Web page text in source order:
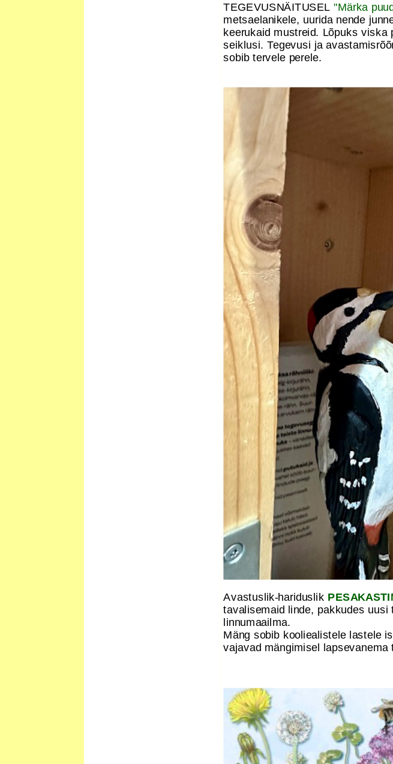
TEGEVUSNÄITUSEL "Märka
metsaelanikele, uurida nende
keerukaid mustreid. Lõpuks viska
seiklusi. Tegevusi ja
sobib tervele perele.
Avastuslik-hariduslik
tavalisemaid linde, pakkudes
linnumaailma.
Mäng sobib kooliealistele lastele
vajavad mängimisel lapsevanema